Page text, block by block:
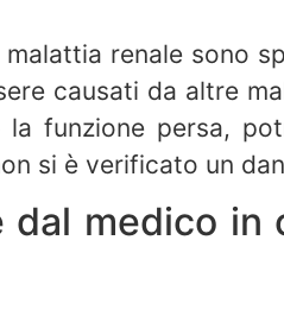
renale sono
causati da altre
funzione persa,
si è verificato un
dal medico